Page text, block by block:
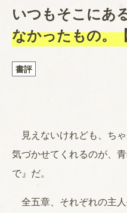
いつもそこにあ
なかったもの。
書評
見えないけれども、ち
気づかせてくれるのが、
で』だ。
全五章、それぞれの主人